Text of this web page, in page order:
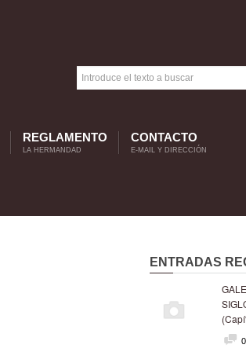
REGLAMENTO
LA HERMANDAD
CONTACTO
E-MAIL Y DIRECCIÓN
ENTRADAS
0